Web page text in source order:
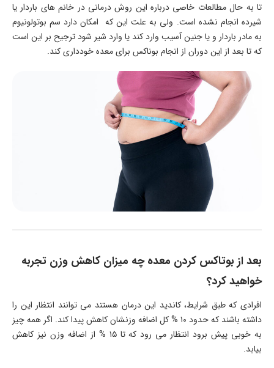
تا به حال مطالعات خاصی درباره این روش درمانی در خانم های باردار یا
شیرده انجام نشده است. ولی به علت این که امکان دارد سم بوتولونیوم
به مادر باردار و یا جنین آسیب وارد کند یا وارد شیر شود ترجیح بر این است
که تا بعد از این دوران از انجام بوناکس برای معده خودداری کند.
بعد از بوتاکس کردن معده چه میزان کاهش وزن تجربه
خواهید کرد؟
افرادی که طبق شرایط، کاندید این درمان هستند می توانند انتظار این را
داشته باشند که حدود ۱۰ % کل اضافه وزنشان کاهش پیدا کند. اگر همه چیز
به خوبی پیش برود انتظار می رود که تا ۱۵ % از اضافه وزن نیز کاهش
بیابد.